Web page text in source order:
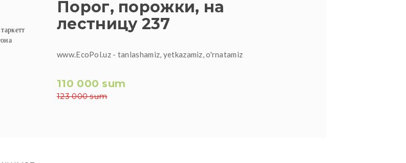
Порог, порожки, на
лестницу 237
www.EcoPol.uz - tanlashamiz, yetkazamiz, o'rnatamiz
110 000 sum
123 000 sum